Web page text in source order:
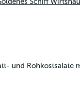
und Rohkostsalate